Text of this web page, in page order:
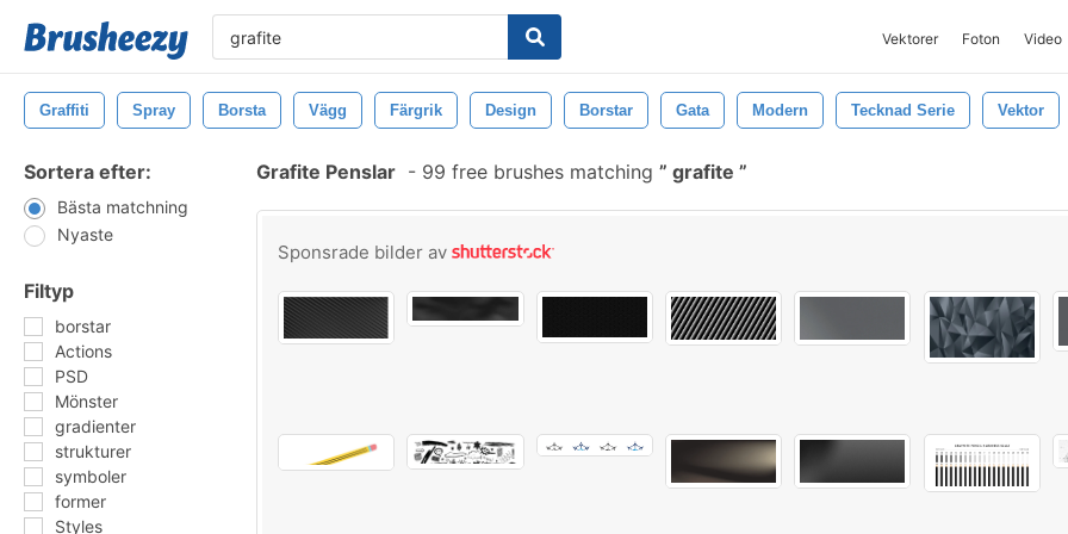
Vektorer Foton Video
Graffiti Spray Borsta Vägg Färgrik Design Borstar Gata Modern Tecknad Serie Vektor
Sortera efter:
Bästa matchning
Nyaste
Filtyp
borstar
Actions
PSD
Mönster
gradienter
strukturer
symboler
former
Styles
Grafite Penslar - 99 free brushes matching grafite
Sponsrade bilder av